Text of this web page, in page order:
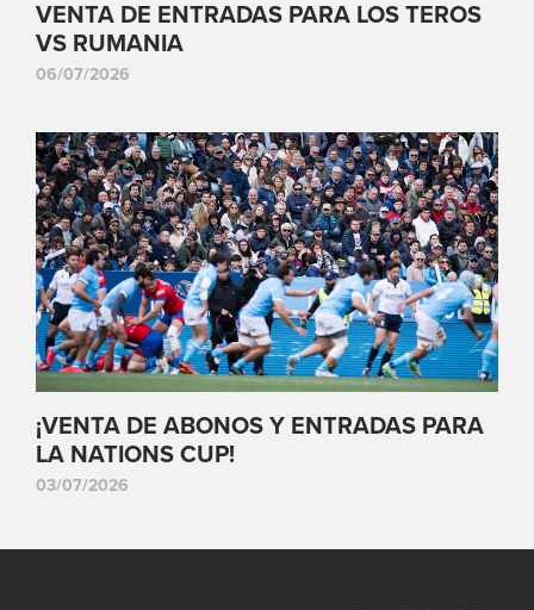
VENTA DE ENTRADAS PARA LOS TEROS
VS RUMANIA
06/07/2026
¡VENTA DE ABONOS Y ENTRADAS PARA
LA NATIONS CUP!
03/07/2026